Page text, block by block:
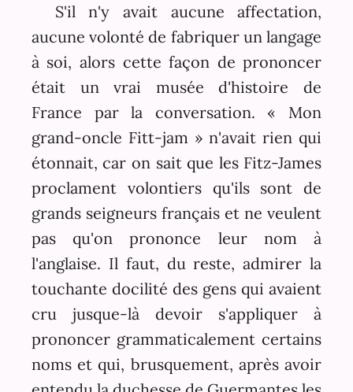
S'il n'y avait aucune affectation,
aucune volonté de fabriquer un langage
à soi, alors cette façon de prononcer
était un vrai musée d'histoire de
France par la conversation. « Mon
grand-oncle Fitt-jam » n'avait rien qui
étonnait, car on sait que les Fitz-James
proclament volontiers qu'ils sont de
grands seigneurs français et ne veulent
pas qu'on prononce leur nom à
l'anglaise. Il faut, du reste, admirer la
touchante docilité des gens qui avaient
cru jusque-là devoir s'appliquer à
prononcer grammaticalement certains
noms et qui, brusquement, après avoir